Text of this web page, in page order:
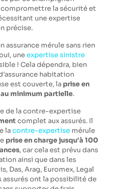
la sécurité et
une expertise
précise.
assurance mérule sans rien
uneexpertise sinistre
! Cela dépendra, bien
habitation
est couverte, la prise en
minimum partielle.
de la contre-expertise
complet aux assurés. Il
lacontre-expertise mérule
prise en charge jusqu’à 100
, car cela est prévu dans
ainsi que dans les
Das, Arag, Euromex, Legal
assurés ont la possibilité de